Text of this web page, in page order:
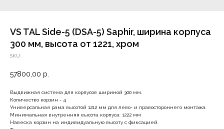
VS TAL Side-5 (DSA-5) Saphir, ширина корпуса
300 мм, высота от 1221, хром
SKU:
57800,00 р.
Выдвижная система для корпусов шириной 300 мм.
Количество корзин - 4
Универсальная рама высотой 1212 мм для лево- и правостороннего монтажа.
Минимальная внутренняя высота корпуса: 1222 мм
Навеска корзин на индивидуальную высоту с фиксацией.